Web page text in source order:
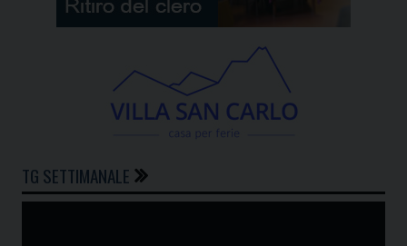
TG SETTIMANALE